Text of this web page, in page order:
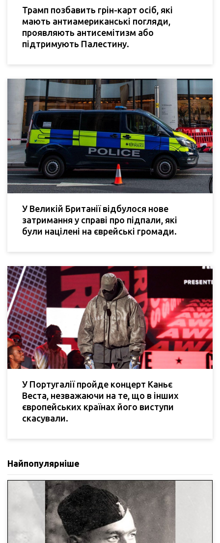
Трамп позбавить грін-карт осіб, які
мають антиамериканські погляди,
проявляють антисемітизм або
підтримують Палестину.
У Великій Британії відбулося нове
затримання у справі про підпали, які
були націлені на єврейські громади.
У Португалії пройде концерт Каньє
Веста, незважаючи на те, що в інших
європейських країнах його виступи
скасували.
Найпопулярніше